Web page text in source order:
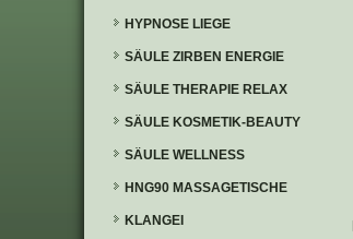
HYPNOSE LIEGE
SÄULE ZIRBEN ENERGIE
SÄULE THERAPIE RELAX
SÄULE KOSMETIK-BEAUTY
SÄULE WELLNESS
HNG90 MASSAGETISCHE
KLANGEI